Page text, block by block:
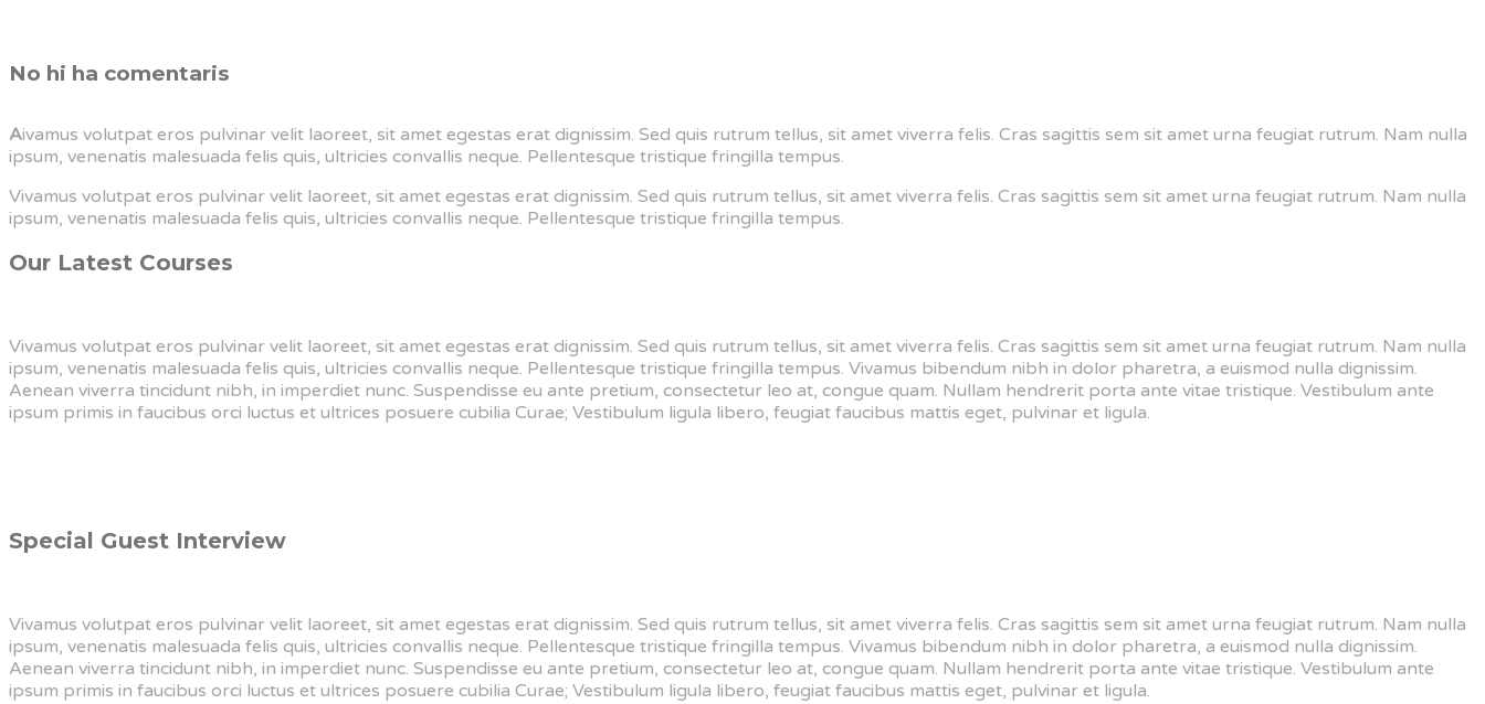
No hi ha comentaris
Aivamus volutpat eros pulvinar velit laoreet, sit amet egestas erat dignissim. Sed quis rutrum tellus, sit amet viverra felis. Cras sagittis sem sit amet urna feugiat rutrum. Nam nulla
ipsum, venenatis malesuada felis quis, ultricies convallis neque. Pellentesque tristique fringilla tempus.
Vivamus volutpat eros pulvinar velit laoreet, sit amet egestas erat dignissim. Sed quis rutrum tellus, sit amet viverra felis. Cras sagittis sem sit amet urna feugiat rutrum. Nam nulla
ipsum, venenatis malesuada felis quis, ultricies convallis neque. Pellentesque tristique fringilla tempus.
Our Latest Courses
Vivamus volutpat eros pulvinar velit laoreet, sit amet egestas erat dignissim. Sed quis rutrum tellus, sit amet viverra felis. Cras sagittis sem sit amet urna feugiat rutrum. Nam nulla
ipsum, venenatis malesuada felis quis, ultricies convallis neque. Pellentesque tristique fringilla tempus. Vivamus bibendum nibh in dolor pharetra, a euismod nulla dignissim.
Aenean viverra tincidunt nibh, in imperdiet nunc. Suspendisse eu ante pretium, consectetur leo at, congue quam. Nullam hendrerit porta ante vitae tristique. Vestibulum ante
ipsum primis in faucibus orci luctus et ultrices posuere cubilia Curae; Vestibulum ligula libero, feugiat faucibus mattis eget, pulvinar et ligula.
Special Guest Interview
Vivamus volutpat eros pulvinar velit laoreet, sit amet egestas erat dignissim. Sed quis rutrum tellus, sit amet viverra felis. Cras sagittis sem sit amet urna feugiat rutrum. Nam nulla
ipsum, venenatis malesuada felis quis, ultricies convallis neque. Pellentesque tristique fringilla tempus. Vivamus bibendum nibh in dolor pharetra, a euismod nulla dignissim.
Aenean viverra tincidunt nibh, in imperdiet nunc. Suspendisse eu ante pretium, consectetur leo at, congue quam. Nullam hendrerit porta ante vitae tristique. Vestibulum ante
ipsum primis in faucibus orci luctus et ultrices posuere cubilia Curae; Vestibulum ligula libero, feugiat faucibus mattis eget, pulvinar et ligula.